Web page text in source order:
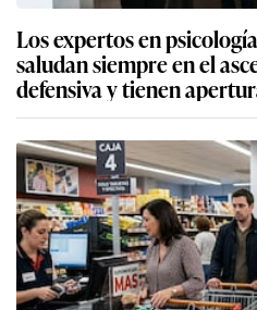
Los expertos en
saludan siempre en el
defensiva y tienen